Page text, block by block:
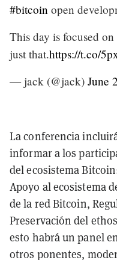
#bitcoin open
This day is focused
just that.https://t.co/
— jack (@jack) June
La conferencia
informar a los
del ecosistema
Apoyo al ecosistema
de la red Bitcoin,
Preservación del
esto habrá un panel
otros ponentes,